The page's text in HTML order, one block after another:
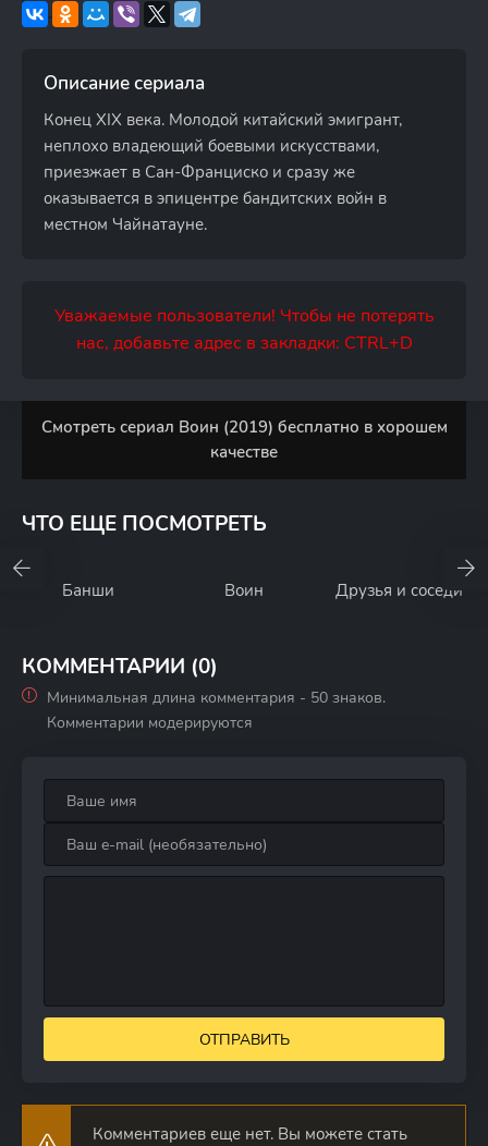
Описание сериала
Конец XIX века. Молодой китайский эмигрант,
неплохо владеющий боевыми искусствами,
приезжает в Сан-Франциско и сразу же
оказывается в эпицентре бандитских войн в
местном Чайнатауне.
Уважаемые пользователи! Чтобы не потерять
нас, добавьте адрес в закладки: CTRL+D
Смотреть сериал Воин (2019) бесплатно в хорошем
качестве
ЧТО ЕЩЕ ПОСМОТРЕТЬ
Банши Воин Друзья и соседи
КОММЕНТАРИИ (0)
Минимальная длина комментария - 50 знаков.
Комментарии модерируются
ОТПРАВИТЬ
Комментариев еще нет. Вы можете стать